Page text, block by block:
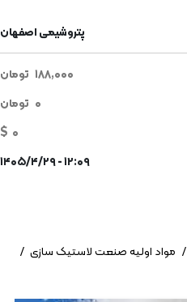
پتروشیمی اصفهان
۱۸۸,۰۰۰ تومان
تومان
$
۱۲:۰۹ - ۱۴۰۵/۴/۲۹
مواد اولیه صنعت لاستیک سازی /